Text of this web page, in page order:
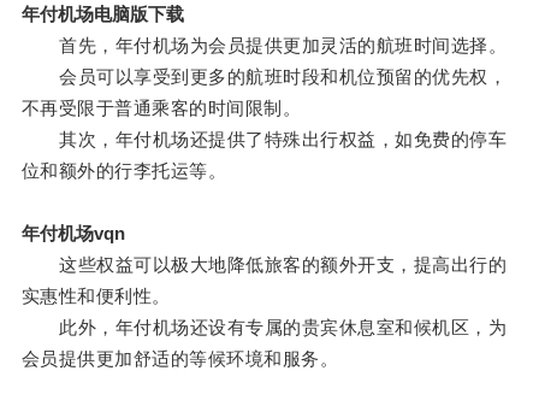
年付机场电脑版下载
首先，年付机场为会员提供更加灵活的航班时间选择。
会员可以享受到更多的航班时段和机位预留的优先权，
不再受限于普通乘客的时间限制。
其次，年付机场还提供了特殊出行权益，如免费的停车
位和额外的行李托运等。
年付机场vqn
这些权益可以极大地降低旅客的额外开支，提高出行的
实惠性和便利性。
此外，年付机场还设有专属的贵宾休息室和候机区，为
会员提供更加舒适的等候环境和服务。